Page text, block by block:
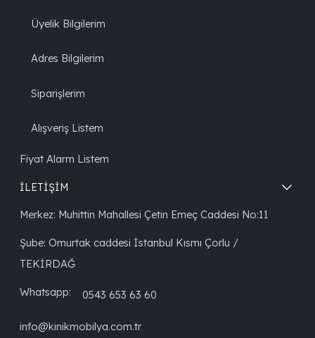
Üyelik Bilgilerim
Adres Bilgilerim
Siparişlerim
Alışveriş Listem
Fiyat Alarm Listem
İLETİŞİM
Merkez: Muhittin Mahallesi Çetin Emeç Caddesi No:11
Şube: Omurtak caddesi İstanbul Kısmı Çorlu /
TEKİRDAĞ
Whatsapp: 0543 653 63 60
info@kinikmobilya.com.tr